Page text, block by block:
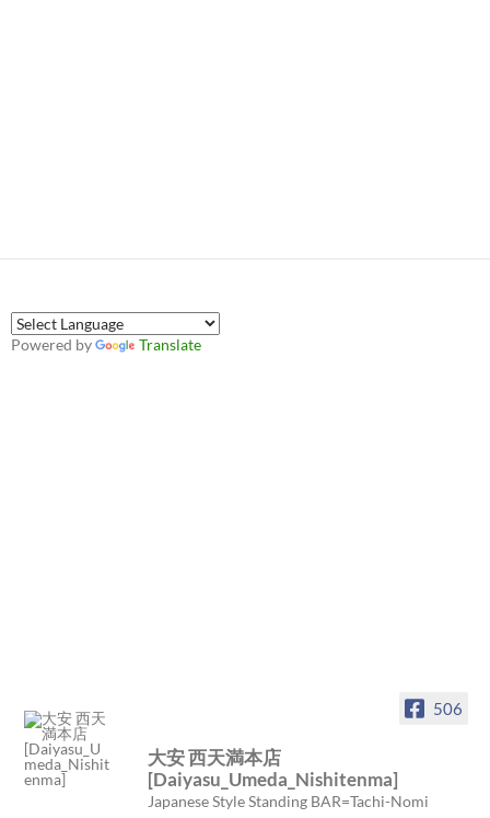
Powered by Translate
506
大安 西天満本店
[Daiyasu_Umeda_Nishitenma]
Japanese Style Standing BAR=Tachi-Nomi